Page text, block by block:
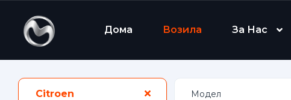
Дома Возила За Нас
Citroen